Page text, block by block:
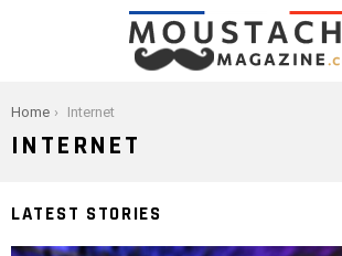
You are here:
Home Internet
INTERNET
LATEST STORIES